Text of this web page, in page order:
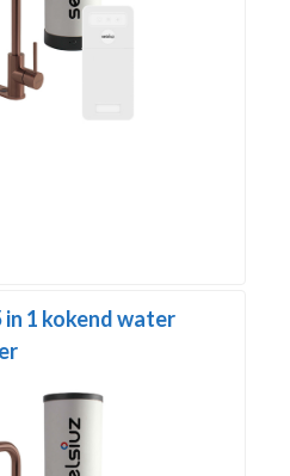
1 kokend water